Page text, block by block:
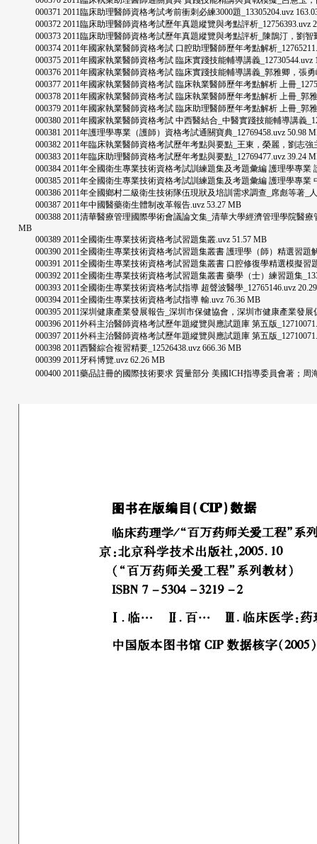
000371 2011臨床助理醫師資格考試考前衝刺必練3000題_13305204.uvz
000372 2011臨床助理醫師資格考試歷年真題縱覽與考點評析_12756393.uvz
000373 2011臨床助理醫師資格考試歷年真題縱覽與考點評析_陳鵲汀，劉智
000374 2011年國家執業醫師資格考試 口腔助理醫師歷年考點解析
000375 2011年國家執業醫師資格考試 臨床實踐技能輔導講義_12730544.uvz
000376 2011年國家執業醫師資格考試 臨床實踐技能輔導講義_郭雅卿，張勇
000377 2011年國家執業醫師資格考試 臨床執業醫師歷年考點解析 上冊
000378 2011年國家執業醫師資格考試 臨床執業醫師歷年考點解析 上冊_郭
000379 2011年國家執業醫師資格考試 臨床助理醫師歷年考點解析 上冊_郭雅
000380 2011年國家執業醫師資格考試 中西醫結合_中醫實踐技能輔導講義
000381 2011年護理學專業（護師）資格考試通關寶典_12769458.uvz 50.98
000382 2011年臨床執業醫師資格考試歷年考點與要點_王東，榮麗，劉志強
000383 2011年臨床助理醫師資格考試歷年考點與要點_12769477.uvz 39.24
000384 2011年全國衛生專業技術資格考試訓練題集及考題彙編 護理學專業
000385 2011年全國衛生專業技術資格考試訓練題集及考題彙編 護理學專業
000386 2011年全國鄉村二級衛生技術隊伍現狀及培訓需求調查_席彪等著_人
000387 2011年中國醫藥衛生體制改革報告.uvz 53.27 MB
000388 2011清華醫療管理國際學術會議論文集_清華大學經濟管理學院醫療
MB
000389 2011全國衛生專業技術資格考試習題集叢.uvz 51.57 MB
000390 2011全國衛生專業技術資格考試習題集叢書 護理學（師）精選習題解
000391 2011全國衛生專業技術資格考試習題集叢書 口腔修復學精選模擬習題
000392 2011全國衛生專業技術資格考試習題集叢書 藥學（士）練習題集
000393 2011全國衛生專業技術資格考試指導 超聲波醫學_12765146.uvz
000394 2011全國衛生專業技術資格考試指導 輸.uvz 76.36 MB
000395 2011深圳健康產業發展報告_深圳市保健協會，深圳市健康產業發展
000396 2011外科主治醫師資格考試歷年題縱覽與應試題庫 第五版
000397 2011外科主治醫師資格考試歷年題縱覽與應試題庫 第五版
000398 2011西醫綜合複習精要_12526438.uvz 666.36 MB
000399 2011牙科博覽.uvz 62.26 MB
000400 2011藥品註冊的國際技術要求 質量部分 美國ICH指導委員會著；周